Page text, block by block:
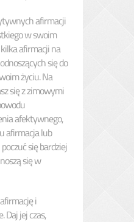
afirmacji
w swoim
afirmacji na
się do
życiu. Na
się z zimowymi
afektywnego,
afirmacja lub
się bardziej
się w
i
Daj jej czas,